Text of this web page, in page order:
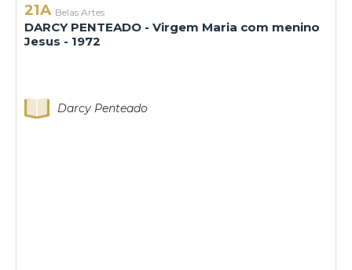
21A Belas Artes
DARCY PENTEADO - Virgem Maria com menino
Jesus - 1972
Darcy Penteado